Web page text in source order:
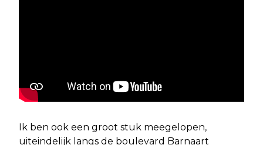
Ik ben ook een groot stuk meegelopen,
uiteindelijk langs de boulevard Barnaart